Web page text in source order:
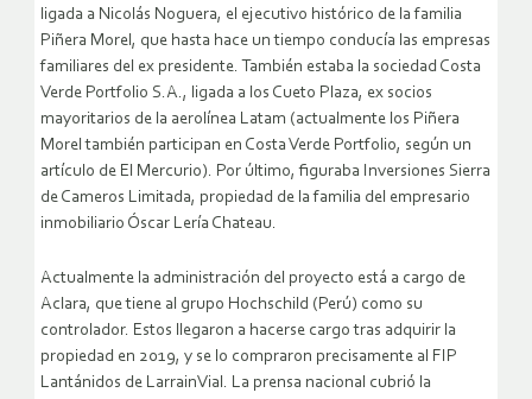
ligada a Nicolás Noguera, el ejecutivo histórico de la familia
Piñera Morel, que hasta hace un tiempo conducía las empresas
familiares del ex presidente. También estaba la sociedad Costa
Verde Portfolio S.A., ligada a los Cueto Plaza, ex socios
mayoritarios de la aerolínea Latam (actualmente los Piñera
Morel también participan en Costa Verde Portfolio, según un
artículo de El Mercurio). Por último, figuraba Inversiones Sierra
de Cameros Limitada, propiedad de la familia del empresario
inmobiliario Óscar Lería Chateau.
Actualmente la administración del proyecto está a cargo de
Aclara, que tiene al grupo Hochschild (Perú) como su
controlador. Estos llegaron a hacerse cargo tras adquirir la
propiedad en 2019, y se lo compraron precisamente al FIP
Lantánidos de LarrainVial. La prensa nacional cubrió la